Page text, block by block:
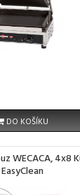
DO KOŠÍKU
WECACA, 4x8
EasyClean